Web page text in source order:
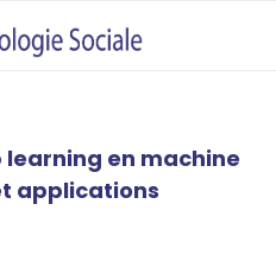
en machine
applications